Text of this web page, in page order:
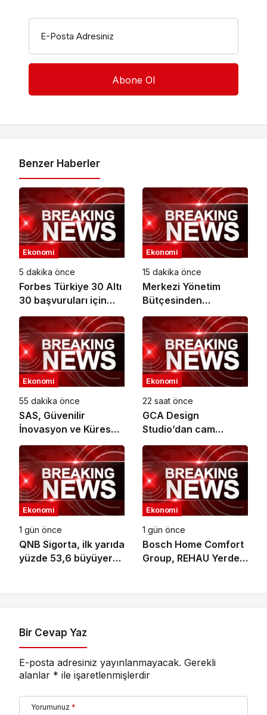
E-Posta Adresiniz
Benzer Haberler
Ekonomi
5 dakika önce
Forbes Türkiye 30 Altı
30 başvuruları için
son dönemece girildi!
Ekonomi
15 dakika önce
Merkezi Yönetim
Bütçesinden
Araştırma Geliştirme
Faaliyetleri İçin
Ayrılan Ödenek ve
Harcamalar, 2026
Ekonomi
55 dakika önce
SAS, Güvenilir
İnovasyon ve Küresel
Etkiyle Dolu 50 Yılı
Geride Bırakıyor
Ekonomi
22 saat önce
GCA Design
Studio’dan cam
ambalaj tasarımında
bütüncül yaklaşım
Ekonomi
1 gün önce
QNB Sigorta, ilk yarıda
yüzde 53,6 büyüyerek
Ekonomi
1 gün önce
Bosch Home Comfort
Group, REHAU Yerden
Bir Cevap Yaz
E-posta adresiniz yayınlanmayacak. Gerekli
alanlar * ile işaretlenmişlerdir
Yorumunuz *